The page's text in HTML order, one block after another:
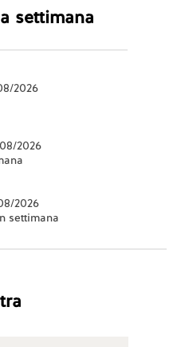
settimana
2026
2026
2026
settimana